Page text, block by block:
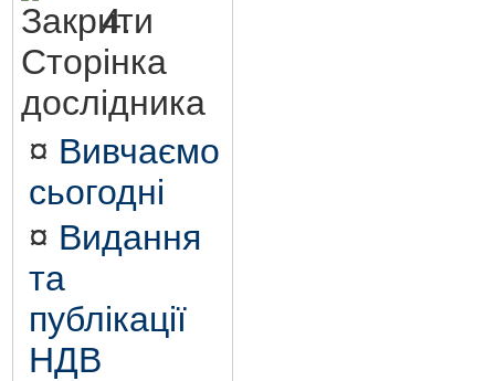
4.
Сторінка
дослідника
¤ Вивчаємо
сьогодні
¤ Видання
та
публікації
НДВ